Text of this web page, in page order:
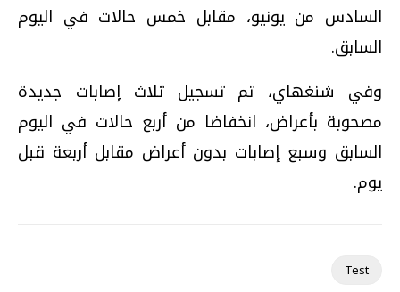
السادس من يونيو، مقابل خمس حالات في اليوم
السابق.
وفي شنغهاي، تم تسجيل ثلاث إصابات جديدة
مصحوبة بأعراض، انخفاضا من أربع حالات في اليوم
السابق وسبع إصابات بدون أعراض مقابل أربعة قبل
يوم.
Test